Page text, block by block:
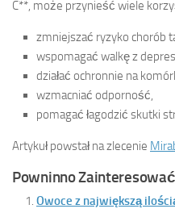
C**, może przynieść wiele
zmniejszać ryzyko chorób
wspomagać walkę z
działać ochronnie na
wzmacniać odporność,
pomagać łagodzić skutki
Artykuł powstał na zlecenie
Powninno
Owoce z największą